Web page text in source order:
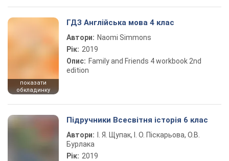
показати
обкладинку
ГДЗ Англійська мова 4 клас
Автори: Naomi Simmons
Рік: 2019
Опис: Family and Friends 4 workbook 2nd
edition
Підручники Всесвітня історія 6 клас
Автори:
І. Я. Щупак, І. О. Піскарьова, О.В.
Бурлака
Рік: 2019